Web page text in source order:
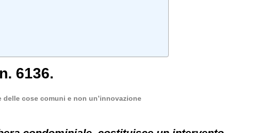
6136.
cose comuni e non un’innovazione